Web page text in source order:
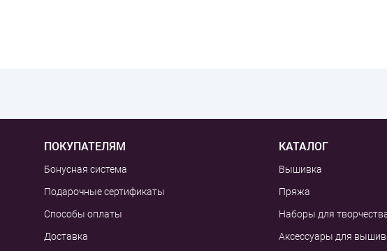
ПОКУПАТЕЛЯМ
Бонусная система
Подарочные сертификаты
Способы оплаты
Доставка
КАТАЛОГ
Вышивка
Пряжа
Наборы для
Аксессуары для